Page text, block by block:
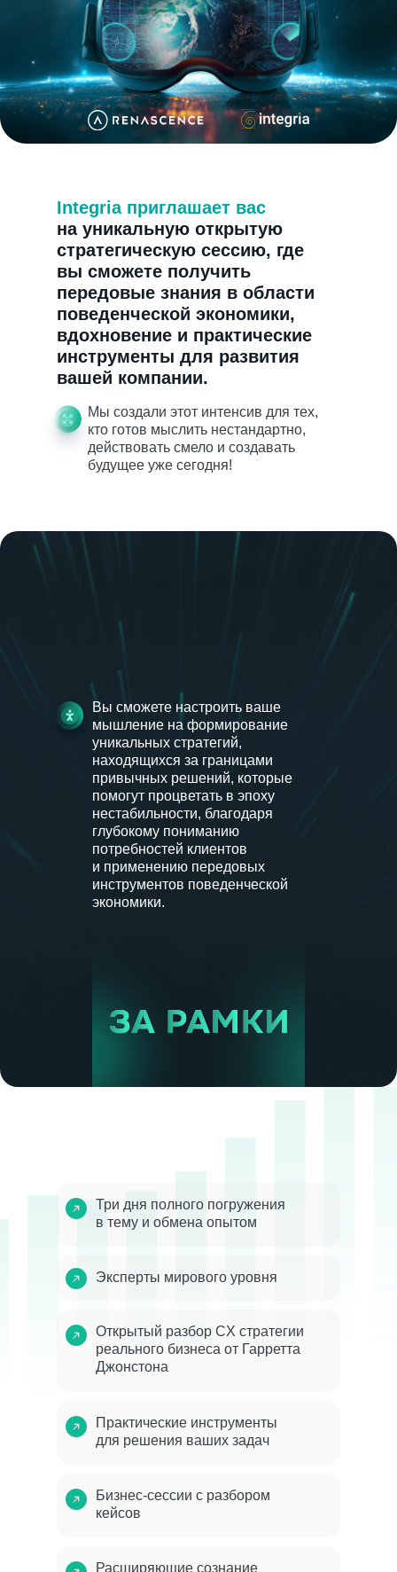
Связаться с менеджером
Мы создали этот интенсив для тех,
кто готов мыслить нестандартно,
действовать смело и создавать
будущее уже сегодня!
Integria приглашает вас
на уникальную открытую
стратегическую сессию, где
вы сможете получить
передовые знания в области
поведенческой экономики,
вдохновение и практические
инструменты для развития
вашей компании.
Вы сможете настроить ваше
мышление на формирование
уникальных стратегий,
находящихся за границами
привычных решений, которые
помогут процветать в эпоху
нестабильности, благодаря
глубокому пониманию
потребностей клиентов
и применению передовых
инструментов поведенческой
экономики.
Три дня полного погружения
в тему и обмена опытом
Эксперты мирового уровня
Открытый разбор CX стратегии
реального бизнеса от Гарретта
Джонстона
Практические инструменты
для решения ваших задач
Бизнес-сессии с разбором
кейсов
Расширяющие сознание